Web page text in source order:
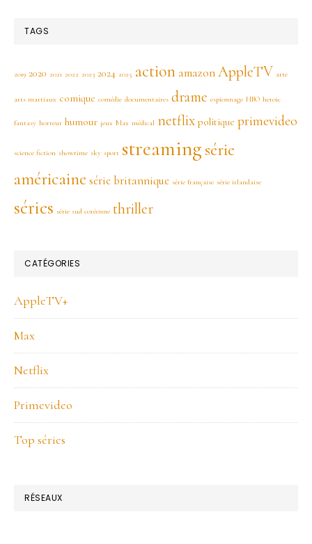
TAGS
2019 2020 2021 2022 2023 2024 2025 action amazonAppleTV arte
arts martiaux comique comédie documentaires drame espionnage HBO heroic
fantasy horreur humour jeux Max médical netflix politique primevideo
science fiction showtime sky sport streaming série
américainesérie britannique série française série irlandaise
séries série sud coréenne thriller
CATÉGORIES
AppleTV+
Max
Netflix
Primevideo
Top séries
RÉSEAUX